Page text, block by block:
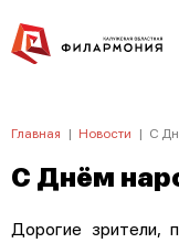
Главная | Новости | С
С Днём
Дорогие зрители,